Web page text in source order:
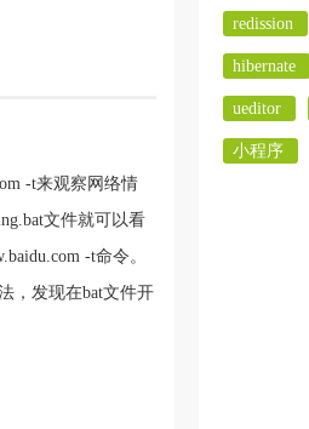
-t来观察网络情
文件就可以看
-t命令。
，发现在bat文件开
redission
hibernate
ueditor
小程序